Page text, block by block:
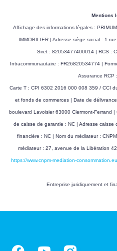
Montant maximum
estimé des dépenses
annuelles d'énergie
pour un usage
Surface de référence
CLASSES DPE/GES
Logement à consommation
Mentions
Affichage des informations légales :
IMMOBILIER | Adresse siège social : 1
Siret : 82053477400014 | RCS :
Intracommunautaire : FR26820534774 |
Assurance RCP
Carte T : CPI 6302 2016 000 008 359 / CCI
et fonds de commerces | Date de
boulevard Lavoisier 63000 Clermont-Ferrand
de caisse de garantie : NC | Adresse
financière : NC | Nom du médiateur :
médiateur : 27, avenue de la Libération
https://www.cnpm-mediation-
Entreprise juridiquement et